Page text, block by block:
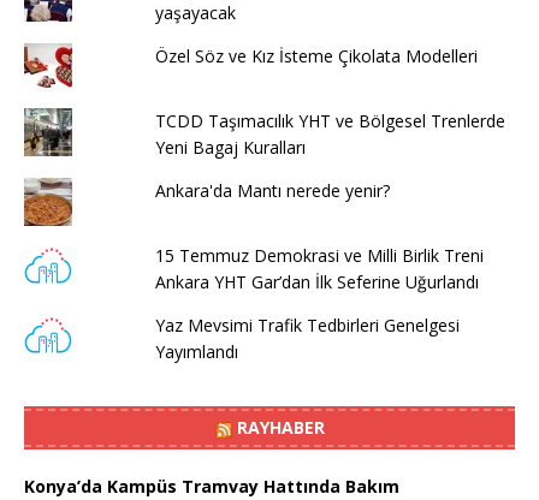
yaşayacak
Özel Söz ve Kız İsteme Çikolata Modelleri
TCDD Taşımacılık YHT ve Bölgesel Trenlerde
Yeni Bagaj Kuralları
Ankara'da Mantı nerede yenir?
15 Temmuz Demokrasi ve Milli Birlik Treni
Ankara YHT Gar’dan İlk Seferine Uğurlandı
Yaz Mevsimi Trafik Tedbirleri Genelgesi
Yayımlandı
RAYHABER
Konya’da Kampüs Tramvay Hattında Bakım